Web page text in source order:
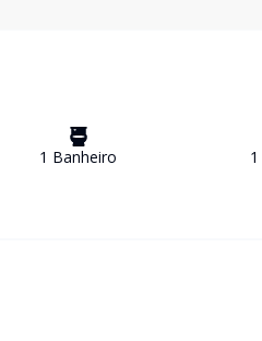
1 Banheiro 1